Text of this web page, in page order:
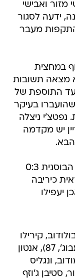
ואבישי
ידעה לסגור
מעבר
במחצית
מצאה תשובות
עד התוספת של
בעיקר
נפטצ'י ניצלה
יש מקדמה
הבא.
מאלמו השבדית הביסה את זריניסקי הבוסנית 0:3
כיריבה
יעפילו
קירילו
פטרוב, ויסלב סטנקוביץ' (ממאדו אמבוג', 87), אנטון
ונגליס
דריו ג'וניור, סטיבן ג'וזף